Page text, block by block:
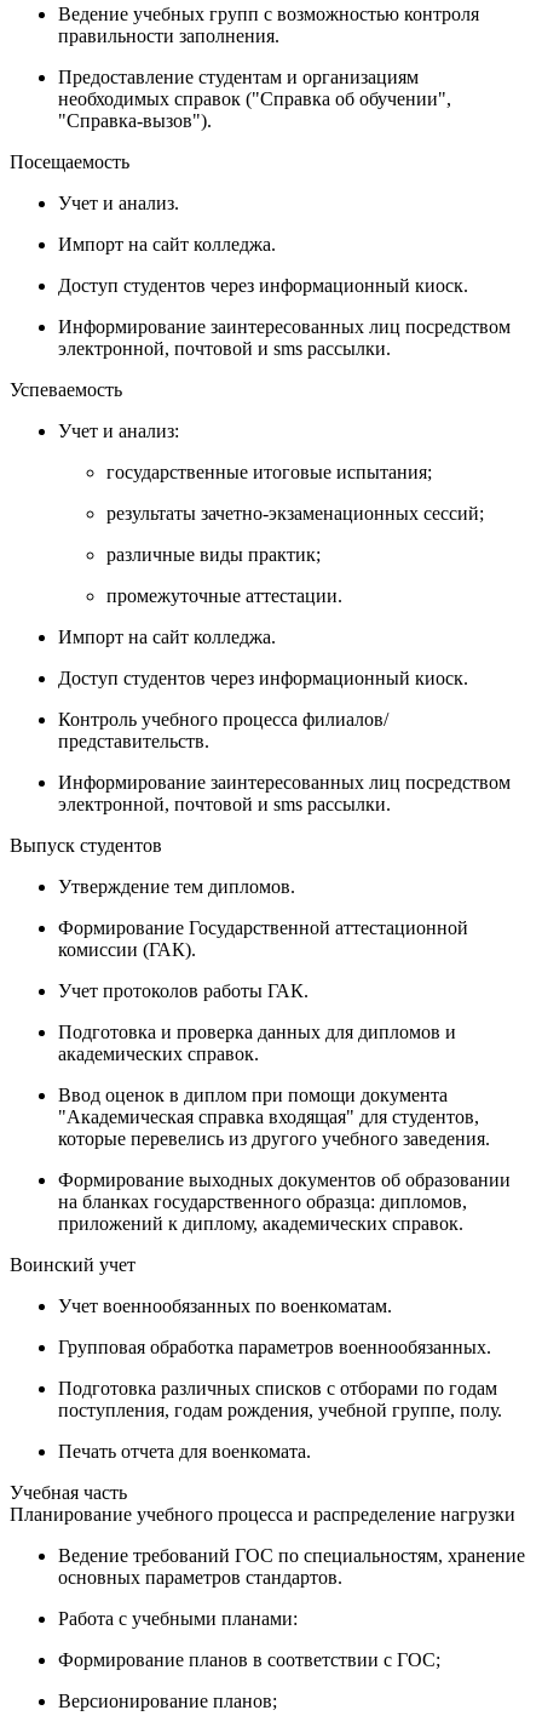
Ведение учебных групп с возможностью контроля
правильности заполнения.
Предоставление студентам и организациям
необходимых справок ("Справка об обучении",
"Справка-вызов").
Посещаемость
Учет и анализ.
Импорт на сайт колледжа.
Доступ студентов через информационный киоск.
Информирование заинтересованных лиц посредством
электронной, почтовой и sms рассылки.
Успеваемость
Учет и анализ:
государственные итоговые испытания;
результаты зачетно-экзаменационных сессий;
различные виды практик;
промежуточные аттестации.
Импорт на сайт колледжа.
Доступ студентов через информационный киоск.
Контроль учебного процесса филиалов/
представительств.
Информирование заинтересованных лиц посредством
электронной, почтовой и sms рассылки.
Выпуск студентов
Утверждение тем дипломов.
Формирование Государственной аттестационной
комиссии (ГАК).
Учет протоколов работы ГАК.
Подготовка и проверка данных для дипломов и
академических справок.
Ввод оценок в диплом при помощи документа
"Академическая справка входящая" для студентов,
которые перевелись из другого учебного заведения.
Формирование выходных документов об образовании
на бланках государственного образца: дипломов,
приложений к диплому, академических справок.
Воинский учет
Учет военнообязанных по военкоматам.
Групповая обработка параметров военнообязанных.
Подготовка различных списков с отборами по годам
поступления, годам рождения, учебной группе, полу.
Печать отчета для военкомата.
Учебная часть
Планирование учебного процесса и распределение нагрузки
Ведение требований ГОС по специальностям, хранение
основных параметров стандартов.
Работа с учебными планами:
Формирование планов в соответствии с ГОС;
Версионирование планов;